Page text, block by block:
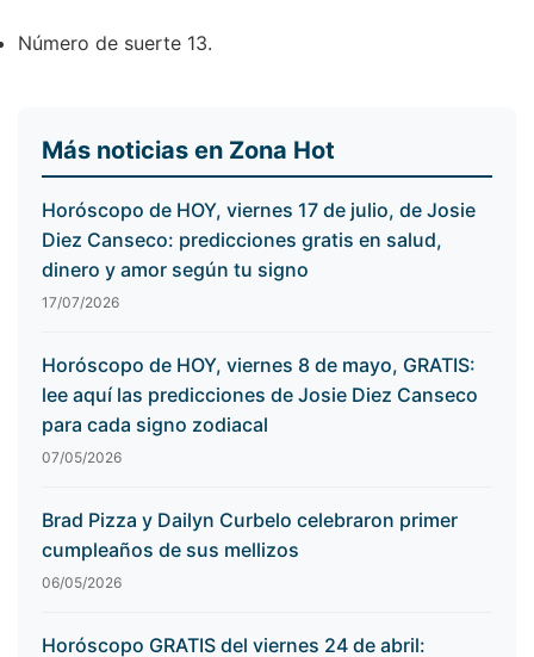
Número de suerte 13.
Más noticias en Zona Hot
Horóscopo de HOY, viernes 17 de julio, de Josie
Diez Canseco: predicciones gratis en salud,
dinero y amor según tu signo
17/07/2026
Horóscopo de HOY, viernes 8 de mayo, GRATIS:
lee aquí las predicciones de Josie Diez Canseco
para cada signo zodiacal
07/05/2026
Brad Pizza y Dailyn Curbelo celebraron primer
cumpleaños de sus mellizos
06/05/2026
Horóscopo GRATIS del viernes 24 de abril: